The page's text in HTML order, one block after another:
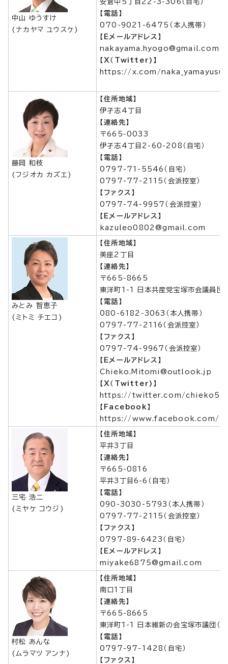
中山 ゆうすけ
(ナカヤマ ユウスケ)
安倉中5丁目22-3-306（自宅）
【電話】
070-9021-6475（本人携帯）
【Eメールアドレス】
nakayama.hyogo@gmail.com
【X（Twitter)】
https://x.com/
藤岡 和枝
(フジオカ カズエ)
【住所地域】
伊孑志4丁目
【連絡先】
〒665-0033
伊孑志4丁目2-60-208（自宅）
【電話】
0797-71-5546（自宅）
0797-77-2115（会派控室）
【ファクス】
0797-74-9957（会派控室）
【Eメールアドレス】
kazuleo0802@gmail.com
みとみ 智恵子
(ミトミ チエコ)
【住所地域】
美座2丁目
【連絡先】
〒665-8665
東洋町1-1 日本共産党宝塚市会議員団（
【電話】
080-6182-3063（本人携帯）
0797-77-2116（会派控室）
【ファクス】
0797-74-9967（会派控室）
【Eメールアドレス】
Chieko.Mitomi@outlook.jp
【X（Twitter)】
https://twitter.com/
【Facebook】
https://www.facebook.com/
三宅 浩二
(ミヤケ コウジ)
【住所地域】
平井3丁目
【連絡先】
〒665-0816
平井3丁目6-6（自宅）
【電話】
090-3030-5793（本人携帯）
0797-77-2115（会派控室）
【ファクス】
0797-89-6423（自宅）
【Eメールアドレス】
miyake6875@gmail.com
村松 あんな
(ムラマツ アンナ)
【住所地域】
南口1丁目
【連絡先】
〒665-8665
東洋町1-1 日本維新の会宝塚市議団（会
【電話】
0797-97-1428（自宅）
【ファクス】